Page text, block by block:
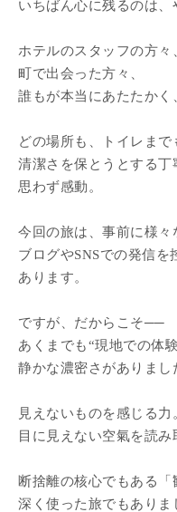
いちばん心に残るのは、
ホテルのスタッフの方々
町で出会った方々、
誰もが本当にあたたかく
どの場所も、トイレまで
清潔さを保とうとする丁
思わず感動。
今回の旅は、事前に様々
ブログやSNSでの発信を
あります。
ですが、だからこそ──
あくまでも“現地での体
静かな濃密さがありまし
見えないものを感じる力
目に見えない空氣を読み
断捨離の核心でもある「
深く使った旅でもありま